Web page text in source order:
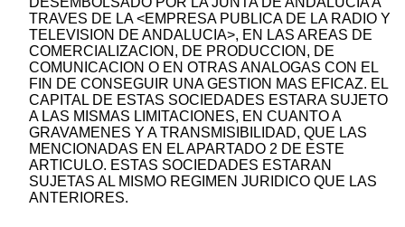
TRAVES DE LA <EMPRESA PUBLICA DE LA RADIO Y
TELEVISION DE ANDALUCIA>, EN LAS AREAS DE
COMERCIALIZACION, DE PRODUCCION, DE
COMUNICACION O EN OTRAS ANALOGAS CON EL
FIN DE CONSEGUIR UNA GESTION MAS EFICAZ. EL
CAPITAL DE ESTAS SOCIEDADES ESTARA SUJETO
A LAS MISMAS LIMITACIONES, EN CUANTO A
GRAVAMENES Y A TRANSMISIBILIDAD, QUE LAS
MENCIONADAS EN EL APARTADO 2 DE ESTE
ARTICULO. ESTAS SOCIEDADES ESTARAN
SUJETAS AL MISMO REGIMEN JURIDICO QUE LAS
ANTERIORES.